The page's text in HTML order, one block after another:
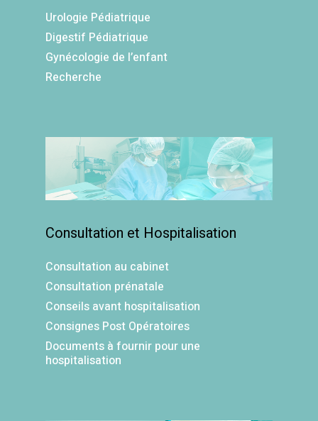
Urologie Pédiatrique
Digestif Pédiatrique
Gynécologie de l’enfant
Recherche
Consultation et Hospitalisation
Consultation au cabinet
Consultation prénatale
Conseils avant hospitalisation
Consignes Post Opératoires
Documents à fournir pour une
hospitalisation